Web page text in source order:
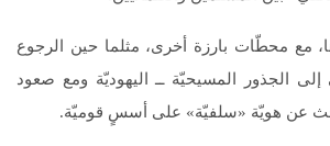
مع محطّات بارزة أخرى، مثلما حين الرجوع
إلى الجذور المسيحيّة ــ اليهوديّة ومع صعود
عن هويّة «سلفيّة» على أسسٍ قوميّة.